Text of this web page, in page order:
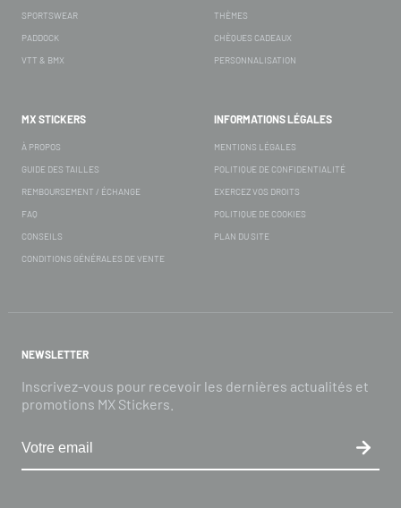
SPORTSWEAR
PADDOCK
VTT & BMX
THÈMES
CHÈQUES CADEAUX
PERSONNALISATION
MX STICKERS
À PROPOS
GUIDE DES TAILLES
REMBOURSEMENT / ÉCHANGE
FAQ
CONSEILS
CONDITIONS GÉNÉRALES DE VENTE
INFORMATIONS LÉGALES
MENTIONS LÉGALES
POLITIQUE DE CONFIDENTIALITÉ
EXERCEZ VOS DROITS
POLITIQUE DE COOKIES
PLAN DU SITE
NEWSLETTER
Inscrivez-vous pour recevoir les dernières actualités et
promotions MX Stickers.